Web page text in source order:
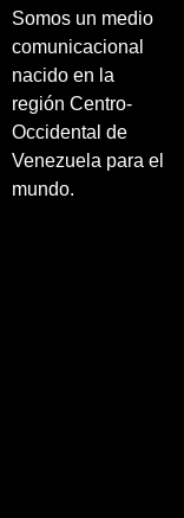
Somos un medio
comunicacional
nacido en la
región Centro-
Occidental de
Venezuela para el
mundo.